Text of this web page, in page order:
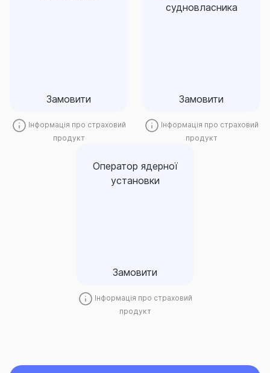
Замовити
Інформація про страховий
продукт
судновласника
Замовити
Інформація про страховий
продукт
Оператор ядерної
установки
Замовити
Інформація про страховий
продукт